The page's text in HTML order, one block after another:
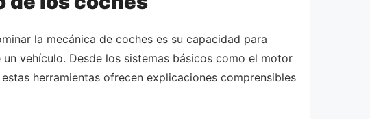
la mecánica de coches es su capacidad para
vehículo. Desde los sistemas básicos como el motor
herramientas ofrecen explicaciones comprensibles